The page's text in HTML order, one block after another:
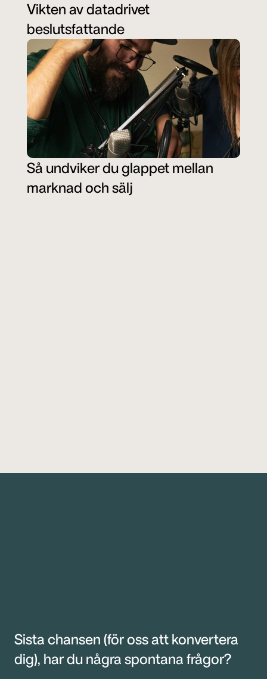
Vikten av datadrivet
beslutsfattande
Så undviker du glappet mellan
marknad och sälj
Sista chansen (för oss att konvertera
dig), har du några spontana frågor?